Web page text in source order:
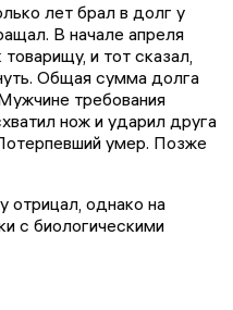
лет брал в долг у
В начале апреля
и тот сказал,
Общая сумма долга
требования
нож и ударил друга
умер. Позже
отрицал, однако на
с биологическими